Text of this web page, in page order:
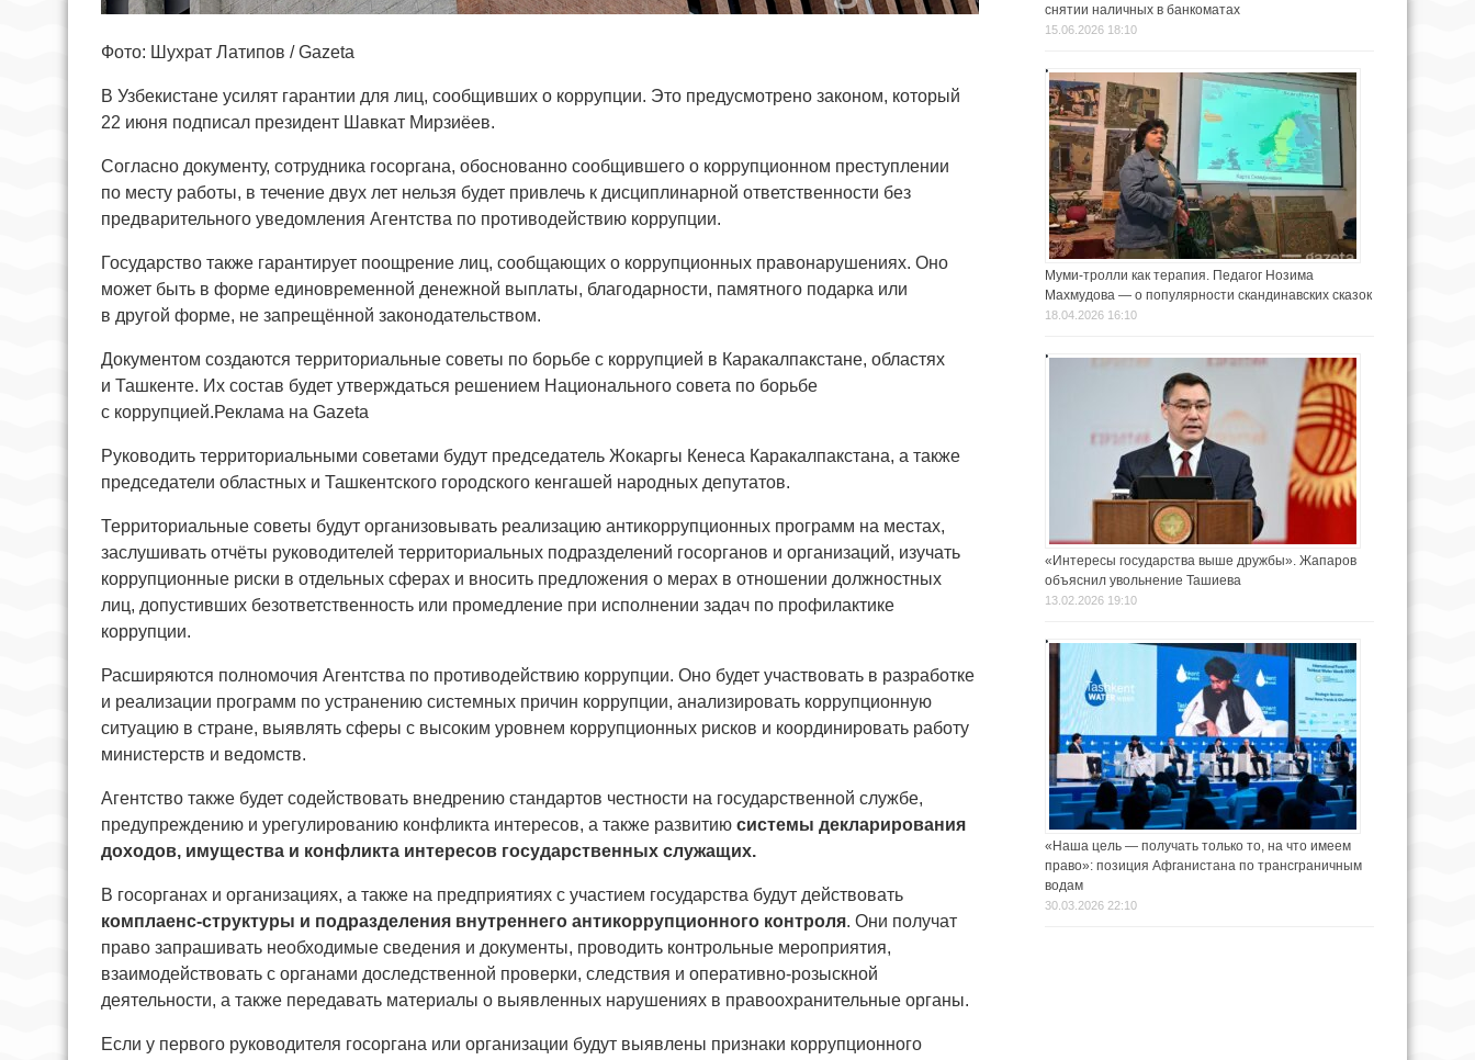
Фото: Шухрат Латипов / Gazeta
В Узбекистане усилят гарантии для лиц, сообщивших о коррупции. Это предусмотрено законом, который
22 июня подписал президент Шавкат Мирзиёев.
Согласно документу, сотрудника госоргана, обоснованно сообщившего о коррупционном преступлении
по месту работы, в течение двух лет нельзя будет привлечь к дисциплинарной ответственности без
предварительного уведомления Агентства по противодействию коррупции.
Государство также гарантирует поощрение лиц, сообщающих о коррупционных правонарушениях. Оно
может быть в форме единовременной денежной выплаты, благодарности, памятного подарка или
в другой форме, не запрещённой законодательством.
Документом создаются территориальные советы по борьбе с коррупцией в Каракалпакстане, областях
и Ташкенте. Их состав будет утверждаться решением Национального совета по борьбе
с коррупцией.Реклама на Gazeta
Руководить территориальными советами будут председатель Жокаргы Кенеса Каракалпакстана, а также
председатели областных и Ташкентского городского кенгашей народных депутатов.
Территориальные советы будут организовывать реализацию антикоррупционных программ на местах,
заслушивать отчёты руководителей территориальных подразделений госорганов и организаций, изучать
коррупционные риски в отдельных сферах и вносить предложения о мерах в отношении должностных
лиц, допустивших безответственность или промедление при исполнении задач по профилактике
коррупции.
Расширяются полномочия Агентства по противодействию коррупции. Оно будет участвовать в разработке
и реализации программ по устранению системных причин коррупции, анализировать коррупционную
ситуацию в стране, выявлять сферы с высоким уровнем коррупционных рисков и координировать работу
министерств и ведомств.
Агентство также будет содействовать внедрению стандартов честности на государственной службе,
предупреждению и урегулированию конфликта интересов, а также развитию системы декларирования
доходов, имущества и конфликта интересов государственных служащих.
В госорганах и организациях, а также на предприятиях с участием государства будут действовать
комплаенс-структуры и подразделения внутреннего антикоррупционного контроля. Они получат
право запрашивать необходимые сведения и документы, проводить контрольные мероприятия,
взаимодействовать с органами доследственной проверки, следствия и оперативно-розыскной
деятельности, а также передавать материалы о выявленных нарушениях в правоохранительные органы.
Если у первого руководителя госоргана или организации будут выявлены признаки коррупционного
снятии наличных в банкоматах
15.06.2026 18:10
Муми-тролли как терапия. Педагог Нозима
Махмудова — о популярности скандинавских сказок
18.04.2026 16:10
«Интересы государства выше дружбы». Жапаров
объяснил увольнение Ташиева
13.02.2026 19:10
«Наша цель — получать только то, на что имеем
право»: позиция Афганистана по трансграничным
водам
30.03.2026 22:10